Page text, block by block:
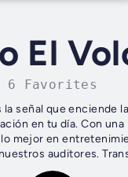
El
6 Favorites
en tu día. Con una
mejor en
auditores.
musical que...